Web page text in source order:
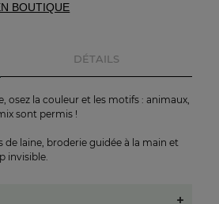
BOUTIQUE
DÉTAILS
osez la couleur et les motifs : animaux,
sont permis !
laine, broderie guidée à la main et
invisible.